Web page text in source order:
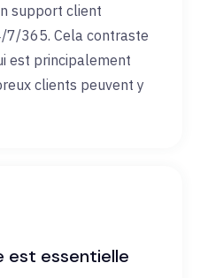
support client
7/365. Cela contraste
est principalement
clients peuvent y
est essentielle